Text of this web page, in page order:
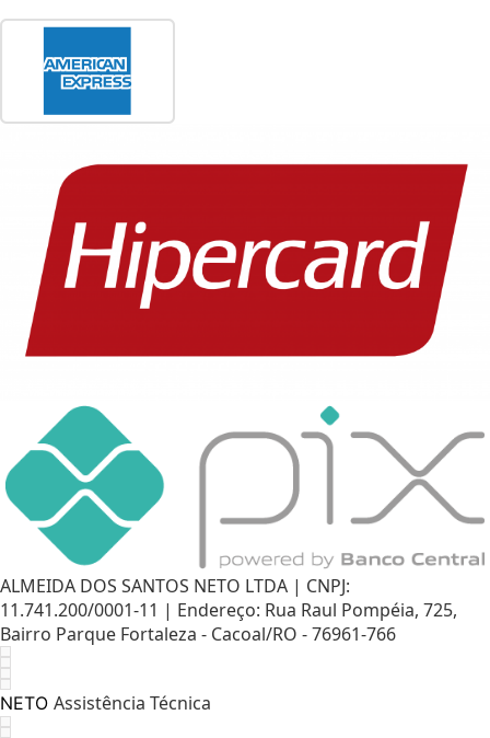
ALMEIDA DOS SANTOS NETO LTDA | CNPJ:
11.741.200/0001-11 | Endereço: Rua Raul Pompéia, 725,
Bairro Parque Fortaleza - Cacoal/RO - 76961-766
NETO Assistência Técnica